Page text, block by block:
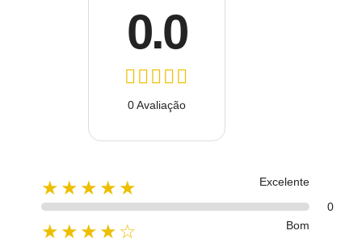
0.0
0 Avaliação
★★★★★
Excelente
0
★★★★☆
Bom